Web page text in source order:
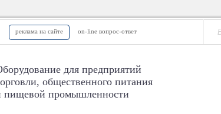
реклама на сайте on-line вопрос-ответ
для предприятий
общественного питания
пищевой промышленности